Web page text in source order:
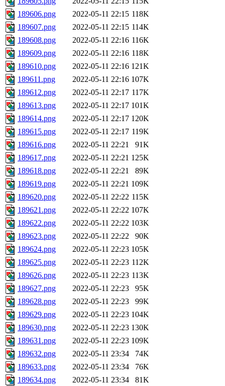
189606.png
2022-05-11 22:15 118K
189607.png
2022-05-11 22:15 114K
189608.png
2022-05-11 22:16 116K
189609.png
2022-05-11 22:16 118K
189610.png
2022-05-11 22:16 121K
189611.png
2022-05-11 22:16 107K
189612.png
2022-05-11 22:17 117K
189613.png
2022-05-11 22:17 101K
189614.png
2022-05-11 22:17 120K
189615.png
2022-05-11 22:17 119K
189616.png
2022-05-11 22:21
91K
189617.png
2022-05-11 22:21 125K
189618.png
2022-05-11 22:21
89K
189619.png
2022-05-11 22:21 109K
189620.png
2022-05-11 22:22 115K
189621.png
2022-05-11 22:22 107K
189622.png
2022-05-11 22:22 103K
189623.png
2022-05-11 22:22
90K
189624.png
2022-05-11 22:23 105K
189625.png
2022-05-11 22:23 112K
189626.png
2022-05-11 22:23 113K
189627.png
2022-05-11 22:23
95K
189628.png
2022-05-11 22:23
99K
189629.png
2022-05-11 22:23 104K
189630.png
2022-05-11 22:23 130K
189631.png
2022-05-11 22:23 109K
189632.png
2022-05-11 23:34
74K
189633.png
2022-05-11 23:34
76K
189634.png
2022-05-11 23:34
81K